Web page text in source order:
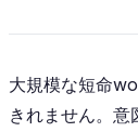
大規模な短命
きれません。